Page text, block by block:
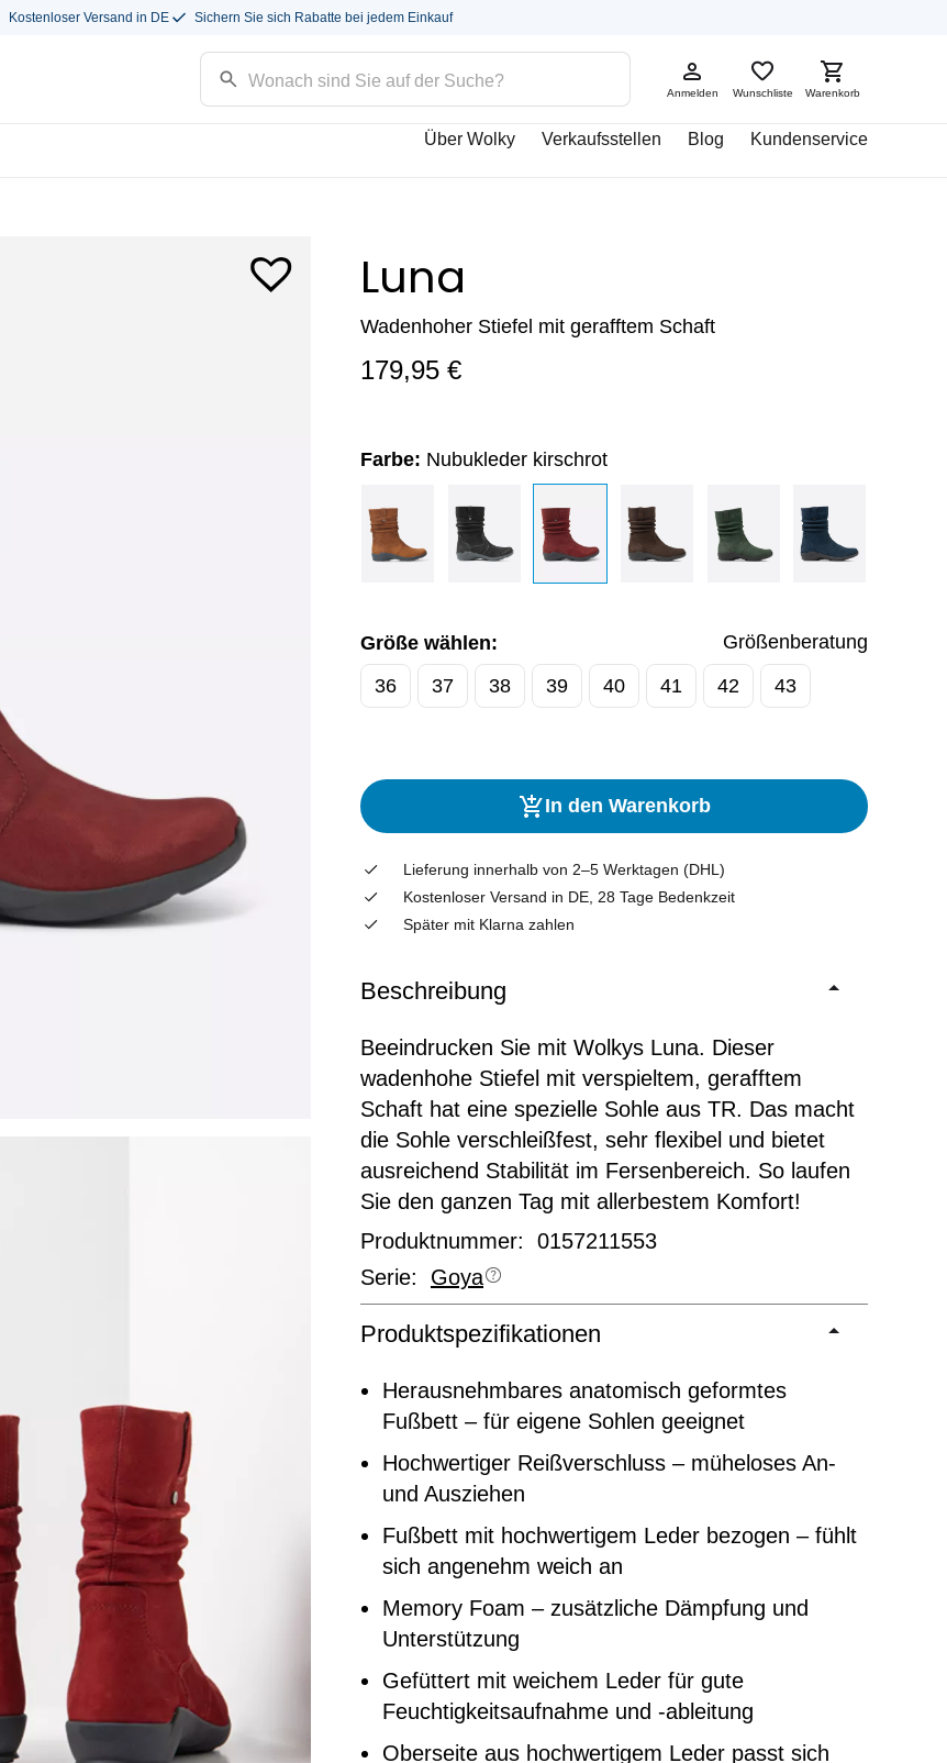
Kostenloser Versand in DE Sichern Sie sich Rabatte bei jedem Einkauf
Anmelden Wunschliste Warenkorb
Über Wolky Verkaufsstellen Blog Kundenservice
Luna
Wadenhoher Stiefel mit gerafftem Schaft
179,95 €
Farbe: Nubukleder kirschrot
Größe wählen:
Größenberatung
36
37 38 39 40 41 42 43
In den Warenkorb
Lieferung innerhalb von 2–5 Werktagen (DHL)
Kostenloser Versand in DE, 28 Tage Bedenkzeit
Später mit Klarna zahlen
Beschreibung
Beeindrucken Sie mit Wolkys Luna. Dieser
wadenhohe Stiefel mit verspieltem, gerafftem
Schaft hat eine spezielle Sohle aus TR. Das macht
die Sohle verschleißfest, sehr flexibel und bietet
ausreichend Stabilität im Fersenbereich. So laufen
Sie den ganzen Tag mit allerbestem Komfort!
Produktnummer: 0157211553
Serie: Goya
Produktspezifikationen
Herausnehmbares anatomisch geformtes
Fußbett – für eigene Sohlen geeignet
Hochwertiger Reißverschluss – müheloses An-
und Ausziehen
Fußbett mit hochwertigem Leder bezogen – fühlt
sich angenehm weich an
Memory Foam – zusätzliche Dämpfung und
Unterstützung
Gefüttert mit weichem Leder für gute
Feuchtigkeitsaufnahme und -ableitung
Oberseite aus hochwertigem Leder passt sich